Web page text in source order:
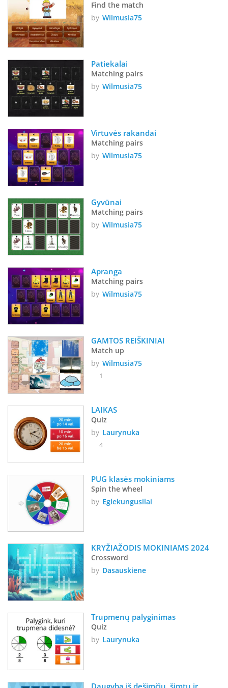
Find the match
by Wilmusia75
Patiekalai
Matching pairs
by Wilmusia75
Virtuvės rakandai
Matching pairs
by Wilmusia75
Gyvūnai
Matching pairs
by Wilmusia75
Apranga
Matching pairs
by Wilmusia75
GAMTOS REIŠKINIAI
Match up
by Wilmusia75
1
LAIKAS
Quiz
by Laurynuka
4
PUG klasės mokiniams
Spin the wheel
by Eglekungusilai
KRYŽIAŽODIS MOKINIAMS 2024
Crossword
by Dasauskiene
Trupmenų palyginimas
Quiz
by Laurynuka